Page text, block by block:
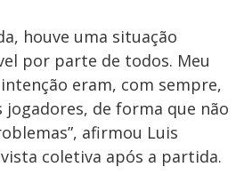
houve uma situação
por parte de todos. Meu
eram, com sempre,
de forma que não
afirmou Luis
coletiva após a partida.